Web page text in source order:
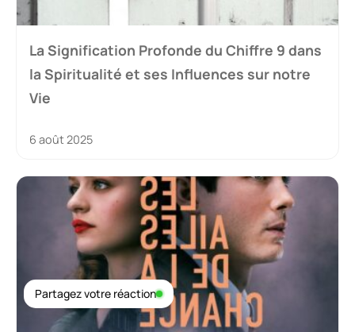
La Signification Profonde du Chiffre 9 dans
la Spiritualité et ses Influences sur notre
Vie
6 août 2025
Partagez votre réaction